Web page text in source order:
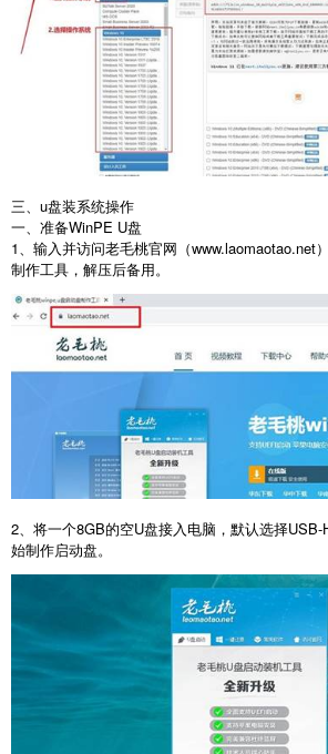
三、u盘装系统操作
一、准备WinPE U盘
1、输入并访问老毛桃官网（www.laomaotao.net
制作工具，解压后备用。
2、将一个8GB的空U盘接入电脑，默认选择USB-
始制作启动盘。